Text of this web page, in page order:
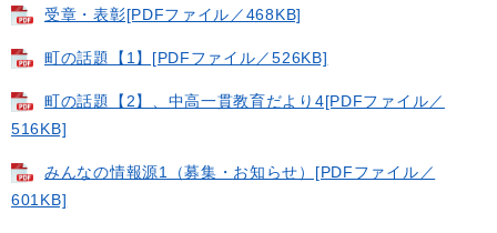
受章・表彰[PDFファイル／468KB]
町の話題【1】[PDFファイル／526KB]
町の話題【2】、中高一貫教育だより4[PDFファイル／
516KB]
みんなの情報源1（募集・お知らせ）[PDFファイル／
601KB]